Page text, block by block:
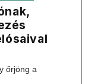
őrjöng a